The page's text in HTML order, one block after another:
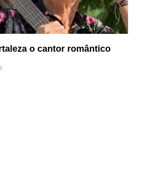
o cantor romântico